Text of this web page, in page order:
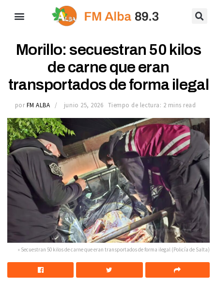
Morillo: secuestran 50 kilos
de carne que eran
transportados de forma ilegal
por FM ALBA junio 25, 2026 Tiempo de lectura: 2 mins read
» Secuestran 50 kilos de carne que eran transportados de forma ilegal (Policía de Salta)